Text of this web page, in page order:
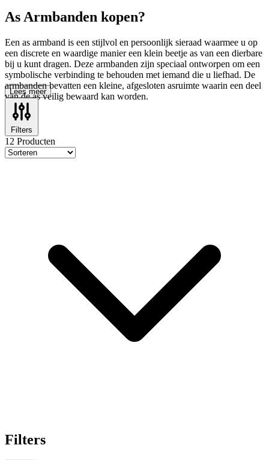
As Armbanden kopen?
Een as armband is een stijlvol en persoonlijk sieraad waarmee u op
een discrete en waardige manier een klein beetje as van een dierbare
bij u kunt dragen. Deze armbanden zijn speciaal ontworpen om een
symbolische verbinding te behouden met iemand die u liefhad. De
armbanden bevatten een kleine, afgesloten asruimte waarin een deel
van de as veilig bewaard kan worden.
Lees meer
Filters
12 Producten
Filters